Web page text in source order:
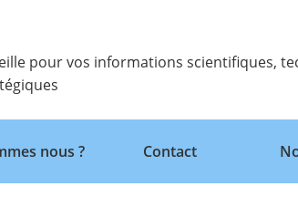
pour vos informations scientifiques,
nous ? Contact